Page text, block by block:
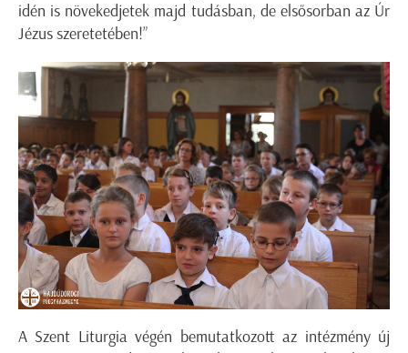
idén is növekedjetek majd tudásban, de elsősorban az Úr
Jézus szeretetében!”
A Szent Liturgia végén bemutatkozott az intézmény új